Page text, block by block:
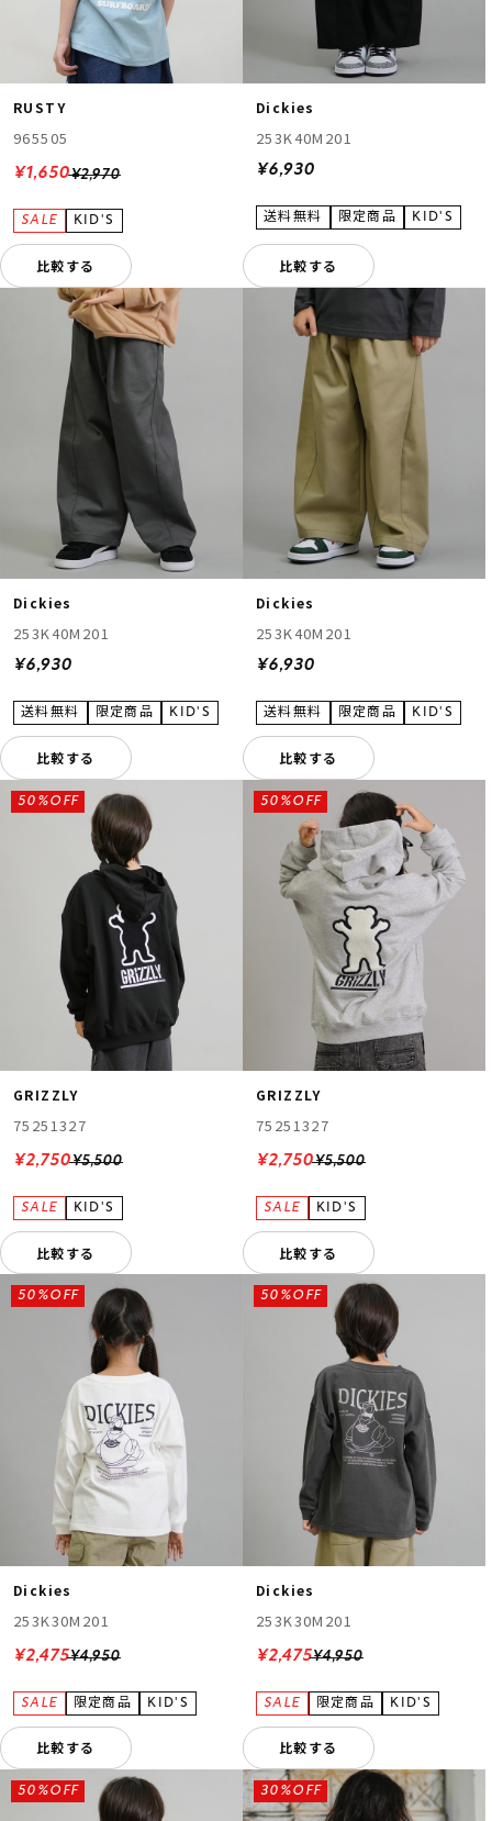
RUSTY
965505
¥2,970
¥1,650
比較する
Dickies
253K40M201
¥6,930
比較する
Dickies
253K40M201
¥6,930
比較する
Dickies
253K40M201
¥6,930
比較する
GRIZZLY
75251327
¥5,500
50%OFF
¥2,750
比較する
GRIZZLY
75251327
¥5,500
50%OFF
¥2,750
比較する
Dickies
253K30M201
¥4,950
50%OFF
¥2,475
比較する
Dickies
253K30M201
¥4,950
50%OFF
¥2,475
比較する
50%OFF 30%OFF